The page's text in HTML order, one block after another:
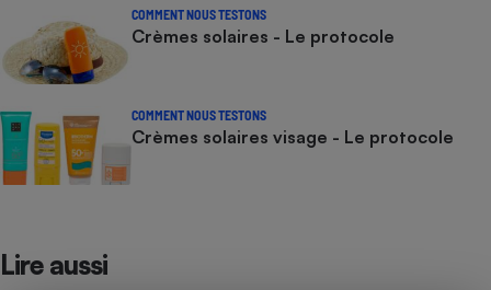
COMMENT NOUS TESTONS
Crèmes solaires - Le protocole
COMMENT NOUS TESTONS
Crèmes solaires visage - Le protocole
Lire aussi